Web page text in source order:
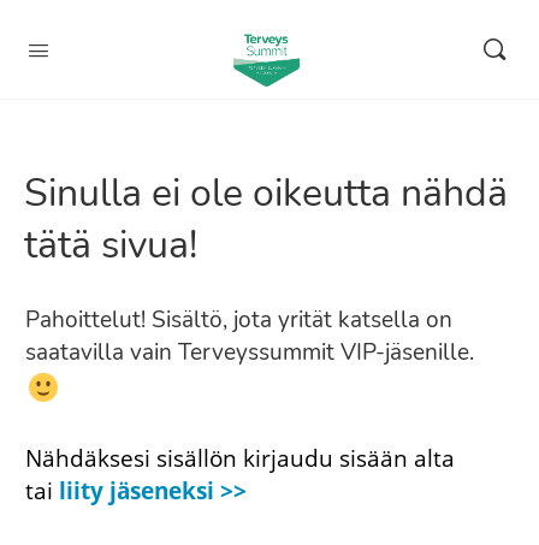
Sinulla ei ole oikeutta nähdä
tätä sivua!
Pahoittelut! Sisältö, jota yrität katsella on
saatavilla vain Terveyssummit VIP-jäsenille.
Nähdäksesi sisällön kirjaudu sisään alta
tai liity jäseneksi >>